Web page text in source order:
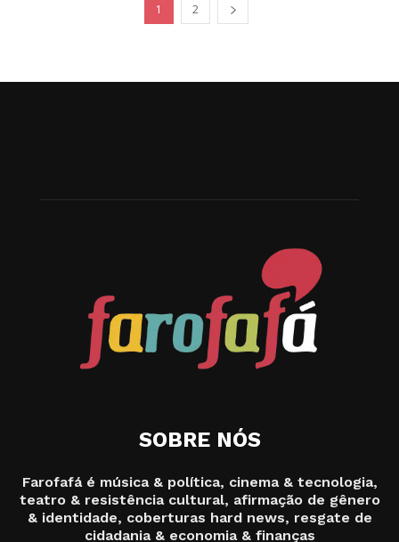
1 2
SOBRE NÓS
Farofafá é música & política, cinema & tecnologia,
teatro & resistência cultural, afirmação de gênero
& identidade, coberturas hard news, resgate de
cidadania & economia & finanças